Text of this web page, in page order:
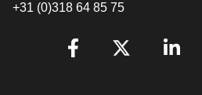
+31 (0)318 64 85 75
[_General:SocialMediaTitle]